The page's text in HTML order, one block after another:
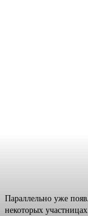
Параллельно уже
некоторых